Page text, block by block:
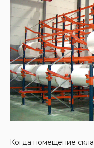
Когда помещение